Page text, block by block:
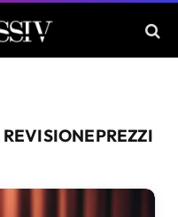
REVISIONEPREZZI